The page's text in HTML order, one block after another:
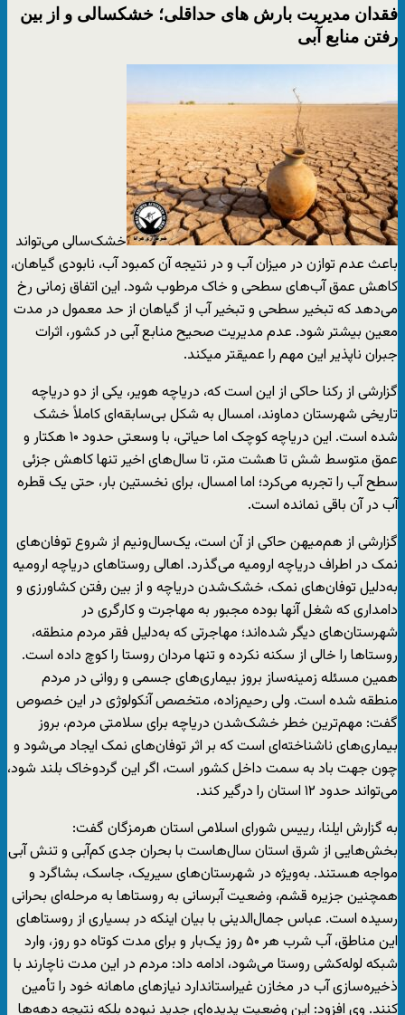
فقدان مدیریت بارش های حداقلی؛ خشکسالی و از بین
رفتن منابع آبی
خشک‌سالی می‌تواند
باعث عدم توازن در میزان آب و در نتیجه آن کمبود آب، نابودی گیاهان،
کاهش عمق آب‌های سطحی و خاک مرطوب شود. این اتفاق زمانی رخ
می‌دهد که تبخیر سطحی و تبخیر آب از گیاهان از حد معمول در مدت
معین بیشتر شود. عدم مدیریت صحیح منابع آبی در کشور، اثرات
جبران ناپذیر این مهم را عمیقتر میکند.
گزارشی از رکنا حاکی از این است که، دریاچه هویر، یکی از دو دریاچه
تاریخی شهرستان دماوند، امسال به شکل بی‌سابقه‌ای کاملاً خشک
شده است. این دریاچه کوچک اما حیاتی، با وسعتی حدود ۱۰ هکتار و
عمق متوسط شش تا هشت متر، تا سال‌های اخیر تنها کاهش جزئی
سطح آب را تجربه می‌کرد؛ اما امسال، برای نخستین بار، حتی یک قطره
آب در آن باقی نمانده است.
گزارشی از هم‌میهن حاکی از آن است، یک‌سال‌ونیم از شروع توفان‌های
نمک در اطراف دریاچه ارومیه می‌گذرد. اهالی روستاهای دریاچه ارومیه
به‌دلیل توفان‌های نمک، خشک‌شدن دریاچه و از بین رفتن کشاورزی و
دامداری که شغل آنها بوده مجبور به مهاجرت و کارگری در
شهرستان‌های دیگر شده‌اند؛ مهاجرتی که به‌دلیل فقر مردم منطقه،
روستاها را خالی از سکنه نکرده و تنها مردان روستا را کوچ داده است.
همین مسئله زمینه‌ساز بروز بیماری‌های جسمی و روانی در مردم
منطقه شده است. ولی رحیم‌زاده، متخصص آنکولوژی در این خصوص
گفت: مهم‌ترین خطر خشک‌شدن دریاچه برای سلامتی مردم، بروز
بیماری‌های ناشناخته‌ای است که بر اثر توفان‌های نمک ایجاد می‌شود و
چون جهت باد به سمت داخل کشور است، اگر این گردوخاک بلند شود،
می‌تواند حدود ۱۲ استان را درگیر کند.
به گزارش ایلنا، رییس شورای اسلامی استان هرمزگان گفت:
بخش‌هایی از شرق استان سال‌هاست با بحران جدی کم‌آبی و تنش آبی
مواجه هستند. به‌ویژه در شهرستان‌های سیریک، جاسک، بشاگرد و
همچنین جزیره قشم، وضعیت آبرسانی به روستاها به مرحله‌ای بحرانی
رسیده است. عباس جمال‌الدینی با بیان اینکه در بسیاری از روستاهای
این مناطق، آب شرب هر ۵۰ روز یک‌بار و برای مدت کوتاه دو روز، وارد
شبکه لوله‌کشی روستا می‌شود، ادامه داد: مردم در این مدت ناچارند با
ذخیره‌سازی آب در مخازن غیراستاندارد نیازهای ماهانه خود را تأمین
کنند. وی افزود: این وضعیت پدیده‌ای جدید نبوده بلکه نتیجه دهه‌ها